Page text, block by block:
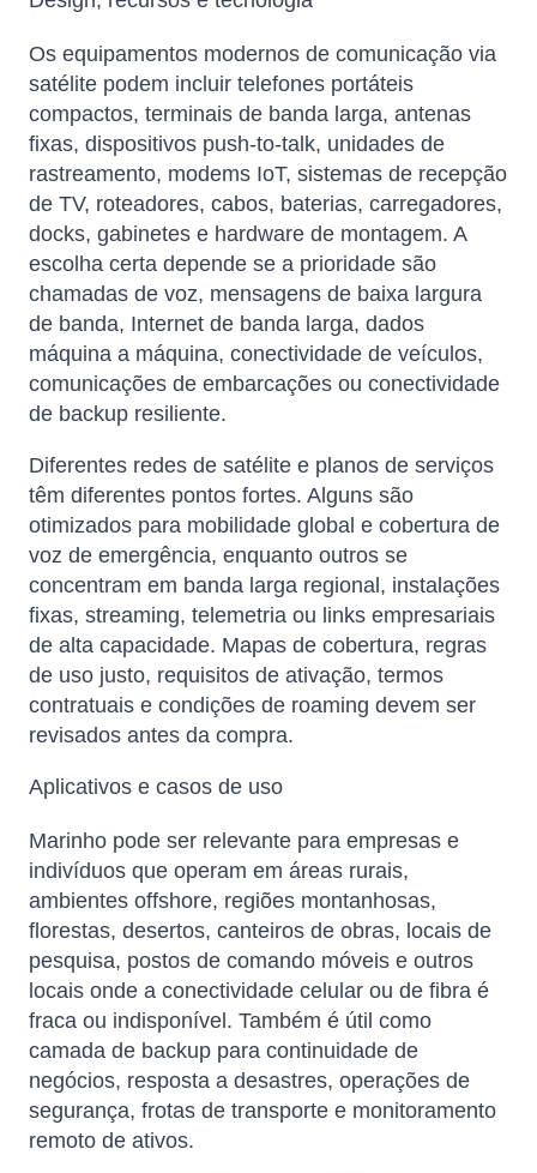
Os equipamentos modernos de comunicação via
satélite podem incluir telefones portáteis
compactos, terminais de banda larga, antenas
fixas, dispositivos push-to-talk, unidades de
rastreamento, modems IoT, sistemas de recepção
de TV, roteadores, cabos, baterias, carregadores,
docks, gabinetes e hardware de montagem. A
escolha certa depende se a prioridade são
chamadas de voz, mensagens de baixa largura
de banda, Internet de banda larga, dados
máquina a máquina, conectividade de veículos,
comunicações de embarcações ou conectividade
de backup resiliente.
Diferentes redes de satélite e planos de serviços
têm diferentes pontos fortes. Alguns são
otimizados para mobilidade global e cobertura de
voz de emergência, enquanto outros se
concentram em banda larga regional, instalações
fixas, streaming, telemetria ou links empresariais
de alta capacidade. Mapas de cobertura, regras
de uso justo, requisitos de ativação, termos
contratuais e condições de roaming devem ser
revisados ​​antes da compra.
Aplicativos e casos de uso
Marinho pode ser relevante para empresas e
indivíduos que operam em áreas rurais,
ambientes offshore, regiões montanhosas,
florestas, desertos, canteiros de obras, locais de
pesquisa, postos de comando móveis e outros
locais onde a conectividade celular ou de fibra é
fraca ou indisponível. Também é útil como
camada de backup para continuidade de
negócios, resposta a desastres, operações de
segurança, frotas de transporte e monitoramento
remoto de ativos.